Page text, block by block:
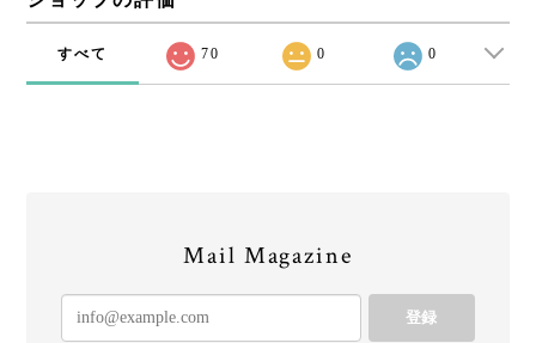
すべて 70 0 0
Mail Magazine
登録